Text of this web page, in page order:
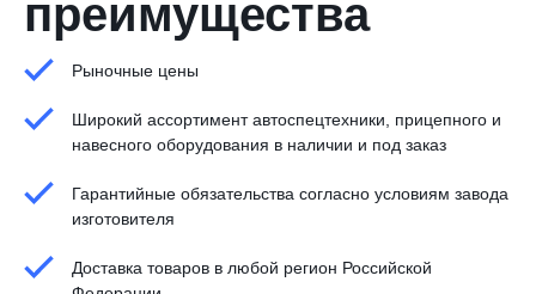
преимущества
Рыночные цены
Широкий ассортимент автоспецтехники, прицепного и
навесного оборудования в наличии и под заказ
Гарантийные обязательства согласно условиям завода
изготовителя
Доставка товаров в любой регион Российской